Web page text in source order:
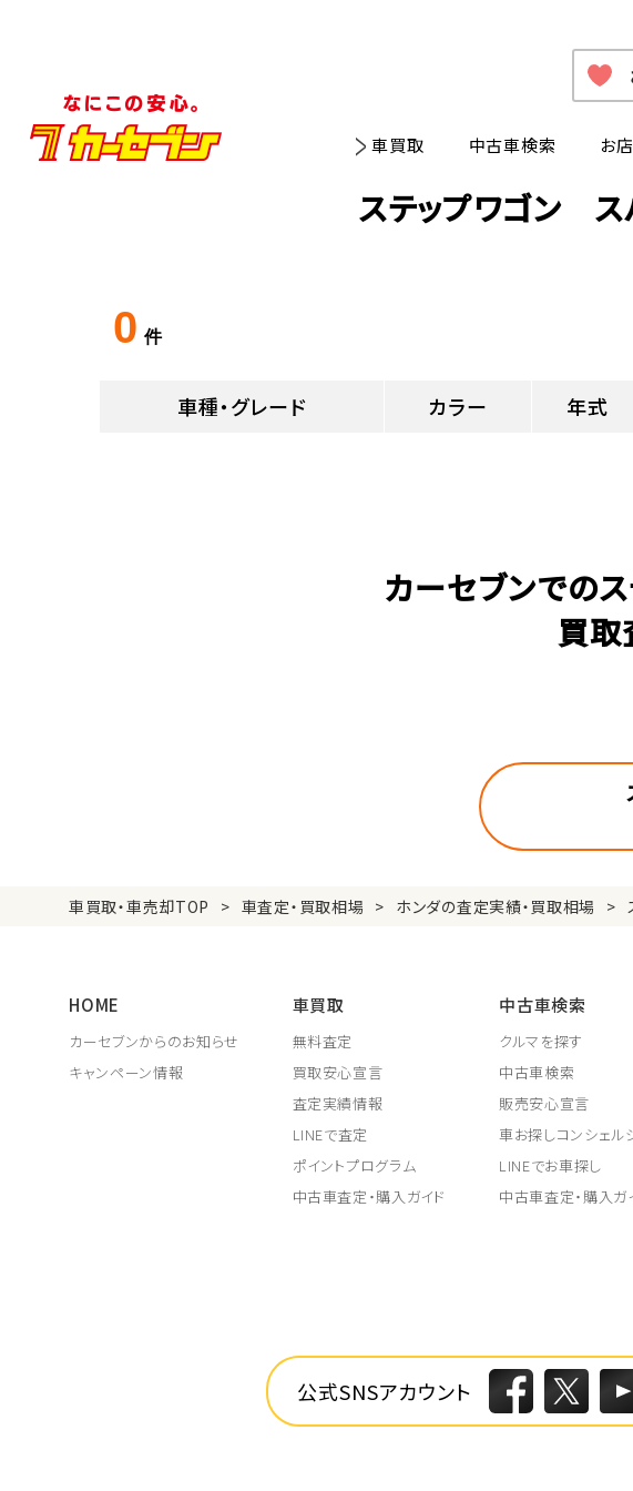
車買取 中古車検索 お
ステップワゴン
0 件
車種・グレード カラー 年式
カーセブンでの
買取
車買取・車売却TOP 車査定・買取相場 ホンダの査定実績・買取相場
HOME
カーセブンからのお知らせ
キャンペーン情報
車買取
無料査定
買取安心宣言
査定実績情報
LINEで査定
ポイントプログラム
中古車査定・購入ガイド
中古車検索
クルマを探す
中古車検索
販売安心宣言
車お探しコンシェル
LINEでお車探し
中古車査定・購入ガ
公式SNSアカウント